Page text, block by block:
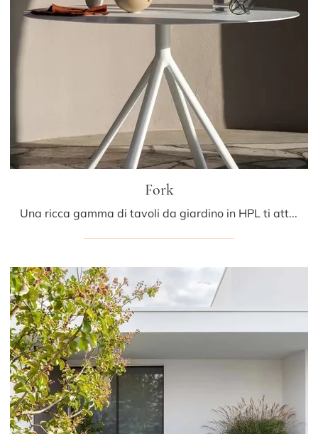
Fork
Una ricca gamma di tavoli da giardino in HPL ti attende nel nostro punto vendita: clicca e scopri il modello Fork di LaPalma.